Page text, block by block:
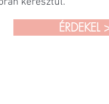
ÉRDEKEL